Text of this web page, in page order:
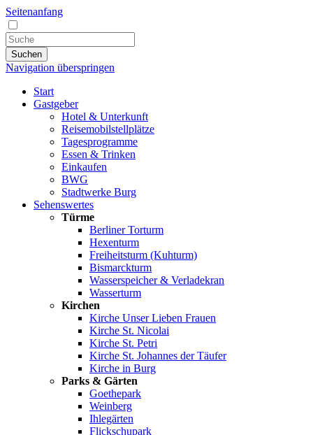
Seitenanfang
Suchen
Navigation überspringen
Start
Gastgeber
Hotel & Unterkunft
Reisemobilstellplätze
Tagesprogramme
Essen & Trinken
Einkaufen
BWG
Stadtwerke Burg
Sehenswertes
Türme
Berliner Torturm
Hexenturm
Freiheitsturm (Kuhturm)
Bismarckturm
Wasserspeicher & Verladekran
Wasserturm
Kirchen
Kirche Unser Lieben Frauen
Kirche St. Nicolai
Kirche St. Petri
Kirche St. Johannes der Täufer
Kirche in Burg
Parks & Gärten
Goethepark
Weinberg
Ihlegärten
Flickschupark